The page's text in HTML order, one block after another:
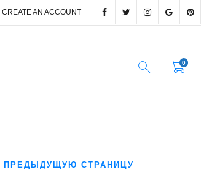
AN ACCOUNT
0
ПРЕДЫДУЩУЮ СТРАНИЦУ